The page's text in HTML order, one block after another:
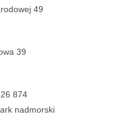
49
39
874
nadmorski